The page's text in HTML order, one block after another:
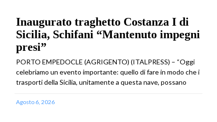
Inaugurato traghetto Costanza I di
Sicilia, Schifani “Mantenuto impegni
presi”
PORTO EMPEDOCLE (AGRIGENTO) (ITALPRESS) – “Oggi
celebriamo un evento importante: quello di fare in modo che i
trasporti della Sicilia, unitamente a questa nave, possano
Agosto 6, 2026